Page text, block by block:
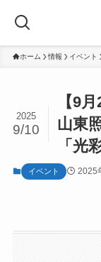
ホーム 情報 イベント
【9
山
「光
2025
9/10
イベント 2025